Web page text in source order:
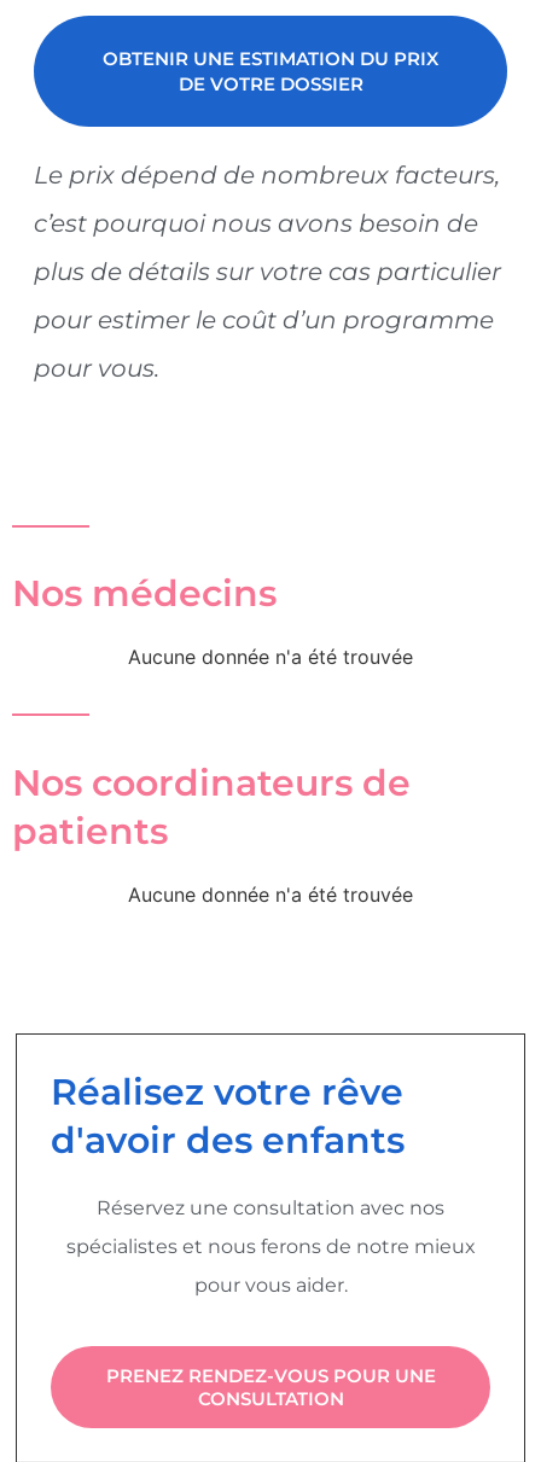
OBTENIR UNE ESTIMATION DU PRIX
DE VOTRE DOSSIER
Le prix dépend de nombreux facteurs,
c’est pourquoi nous avons besoin de
plus de détails sur votre cas particulier
pour estimer le coût d’un programme
pour vous.
Nos médecins
Aucune donnée n'a été trouvée
Nos coordinateurs de
patients
Aucune donnée n'a été trouvée
Réalisez votre rêve
d'avoir des enfants
Réservez une consultation avec nos
spécialistes et nous ferons de notre mieux
pour vous aider.
PRENEZ RENDEZ-VOUS POUR UNE
CONSULTATION